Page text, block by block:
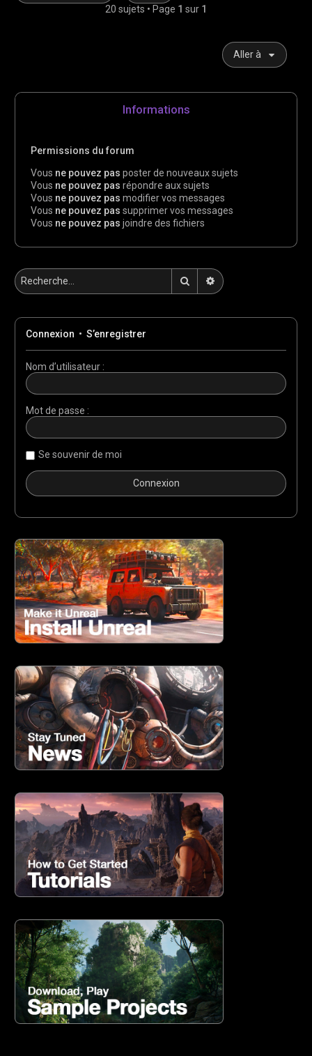
20 sujets • Page 1 sur 1
Aller à
Informations
Permissions du forum
Vous ne pouvez pas poster de nouveaux sujets
Vous ne pouvez pas répondre aux sujets
Vous ne pouvez pas modifier vos messages
Vous ne pouvez pas supprimer vos messages
Vous ne pouvez pas joindre des fichiers
RechercherRecherche avancée
Connexion •S’enregistrer
Nom d’utilisateur :
Mot de passe :
Se souvenir de moi